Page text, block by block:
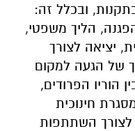
ובכלל זה:
הליך משפטי,
מהבית, יציאה לצורך
של הגעה למקום
הוריו הפרודים,
חינוכית
לצורך השתתפות